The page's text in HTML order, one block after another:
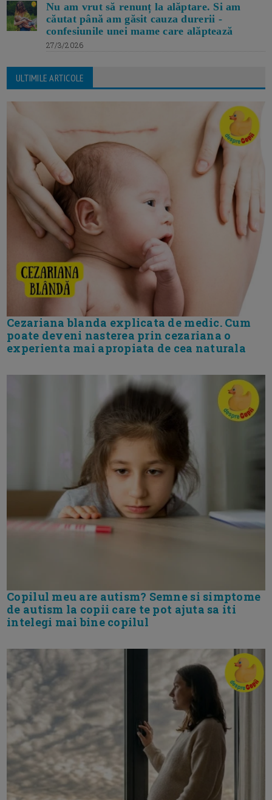
Nu am vrut să renunț la alăptare. Si am
căutat până am găsit cauza durerii -
confesiunile unei mame care alăptează
27/3/2026
ULTIMILE ARTICOLE
Cezariana blanda explicata de medic. Cum
poate deveni nasterea prin cezariana o
experienta mai apropiata de cea naturala
Copilul meu are autism? Semne si simptome
de autism la copii care te pot ajuta sa iti
intelegi mai bine copilul